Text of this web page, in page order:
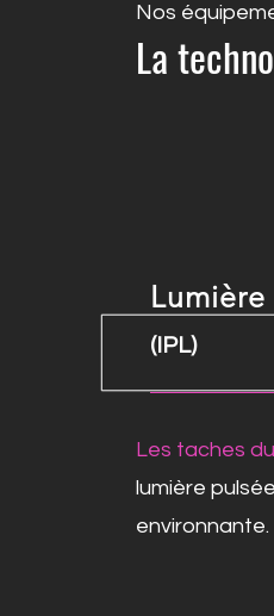
Nos
La
Les taches
lumière
environnante.
(IPL)